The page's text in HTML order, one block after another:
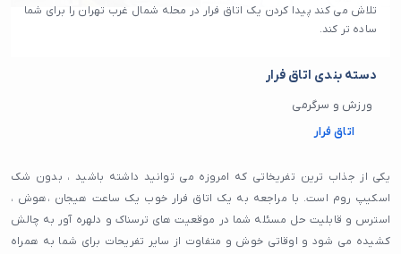
تلاش می‌ کند پیدا کردن یک اتاق فرار در محله شمال غرب تهران را برای شما
ساده تر کند.
دسته بندی اتاق فرار
ورزش و سرگرمی
اتاق فرار
یکی از جذاب ترین تفریخاتی که امروزه می توانید داشته باشید ، بدون شک
اسکیپ روم است. با مراجعه به یک اتاق فرار خوب یک ساعت هیجان ،هوش ،
استرس و قابلیت حل مسئله شما در موقعیت های ترسناک و دلهره آور به چالش
کشیده می شود و اوقاتی خوش و متفاوت از سایر تفریحات برای شما به همراه